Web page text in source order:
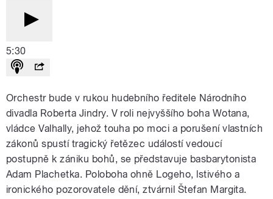
5:30
Orchestr bude v rukou hudebního ředitele Národního
divadla Roberta Jindry. V roli nejvyššího boha Wotana,
vládce Valhally, jehož touha po moci a porušení vlastních
zákonů spustí tragický řetězec událostí vedoucí
postupně k zániku bohů, se představuje basbarytonista
Adam Plachetka. Poloboha ohně Logeho, lstivého a
ironického pozorovatele dění, ztvárnil Štefan Margita.